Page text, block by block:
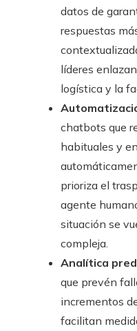
datos de
respuestas
líderes
logística y la
chatbots que
habituales y
prioriza el
agente
situación se
compleja.
Analítica
que prevén
incrementos
facilitan